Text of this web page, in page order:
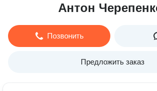
Антон
Позвонить
Предложить заказ